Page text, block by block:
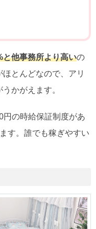
と他事務所より高いの
とんどなので、アリ
かがえます。
円の時給保証制度があ
す。誰でも稼ぎやすい